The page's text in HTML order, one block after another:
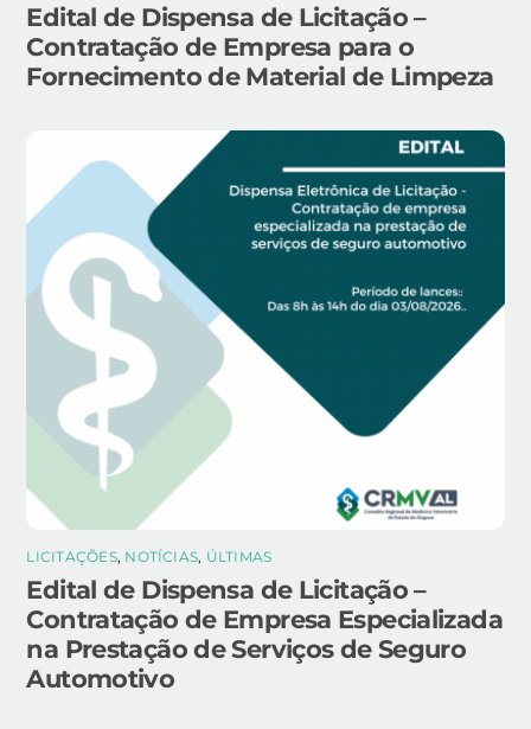
Edital de Dispensa de Licitação –
Contratação de Empresa para o
Fornecimento de Material de Limpeza
LICITAÇÕES, NOTÍCIAS, ÚLTIMAS
Edital de Dispensa de Licitação –
Contratação de Empresa Especializada
na Prestação de Serviços de Seguro
Automotivo